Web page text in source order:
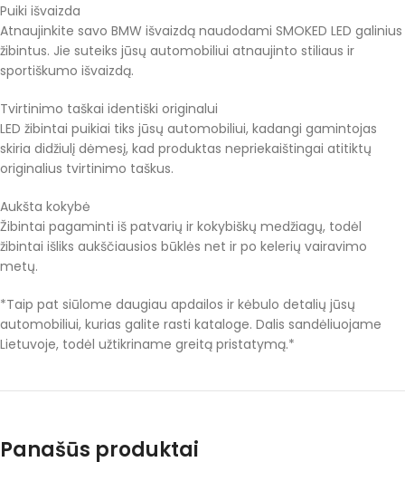
Puiki išvaizda
Atnaujinkite savo BMW išvaizdą naudodami SMOKED LED galinius
žibintus. Jie suteiks jūsų automobiliui atnaujinto stiliaus ir
sportiškumo išvaizdą.
Tvirtinimo taškai identiški originalui
LED žibintai puikiai tiks jūsų automobiliui, kadangi gamintojas
skiria didžiulį dėmesį, kad produktas nepriekaištingai atitiktų
originalius tvirtinimo taškus.
Aukšta kokybė
Žibintai pagaminti iš patvarių ir kokybiškų medžiagų, todėl
žibintai išliks aukščiausios būklės net ir po kelerių vairavimo
metų.
*Taip pat siūlome daugiau apdailos ir kėbulo detalių jūsų
automobiliui, kurias galite rasti kataloge. Dalis sandėliuojame
Lietuvoje, todėl užtikriname greitą pristatymą.*
Panašūs produktai